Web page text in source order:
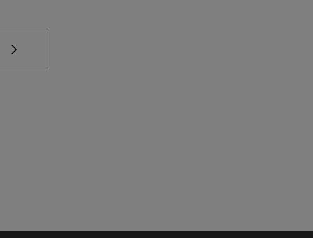
TAB para desplazarse.